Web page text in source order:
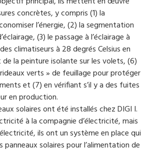
concrètes, y compris (1) la
l’énergie, (2) la segmentation
(3) le passage à l’éclairage à
climatiseurs à 28 degrés Celsius en
la peinture isolante sur les volets, (6)
verts » de feuillage pour protéger
et (7) en vérifiant s’il y a des fuites
en production.
solaires ont été installés chez DIGI I.
à la compagnie d’électricité, mais
ils ont un système en place qui
panneaux solaires pour l’alimentation de